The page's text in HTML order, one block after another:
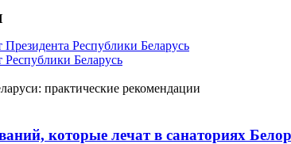
Республики Беларусь
Беларусь
практические рекомендации
которые лечат в санаториях